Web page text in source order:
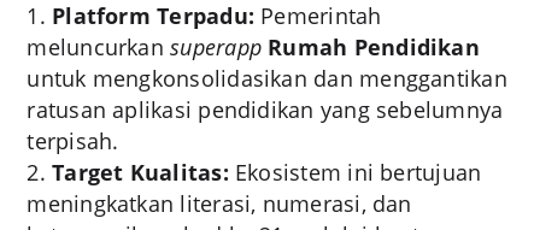
Platform Terpadu: Pemerintah
meluncurkansuperapp Rumah Pendidikan
untuk mengkonsolidasikan dan menggantikan
ratusan aplikasi pendidikan yang sebelumnya
terpisah.
Target Kualitas: Ekosistem ini bertujuan
meningkatkan literasi, numerasi, dan